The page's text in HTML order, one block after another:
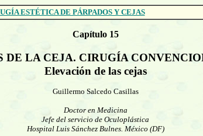
ESTÉTICA DE PÁRPADOS Y CEJAS
Capítulo 15
DE LA CEJA. CIRUGÍA
Elevación de las cejas
Guillermo Salcedo Casillas
Doctor en Medicina
Jefe del servicio de Oculoplástica
Hospital Luis Sánchez Bulnes. México (DF)